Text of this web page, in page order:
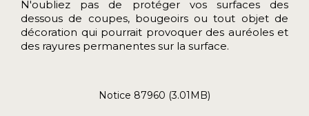
N'oubliez pas de protéger vos surfaces des
dessous de coupes, bougeoirs ou tout objet de
décoration qui pourrait provoquer des auréoles et
des rayures permanentes sur la surface.
Notice 87960 (3.01MB)